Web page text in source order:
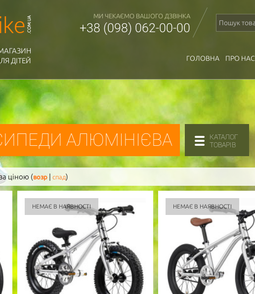
ДІТЕЙ
МИ ЧЕКАЄМО ВАШОГО ДЗВІНКА
+38 (098) 062-00-00
ГОЛОВНА ПРО НАС
АЛЮМІНІЄВА
КАТАЛОГ
ТОВАРІВ
за ціною (возр | спад)
НЕМАЄ В НАЯВНОСТІ НЕМАЄ В НАЯВНОСТІ